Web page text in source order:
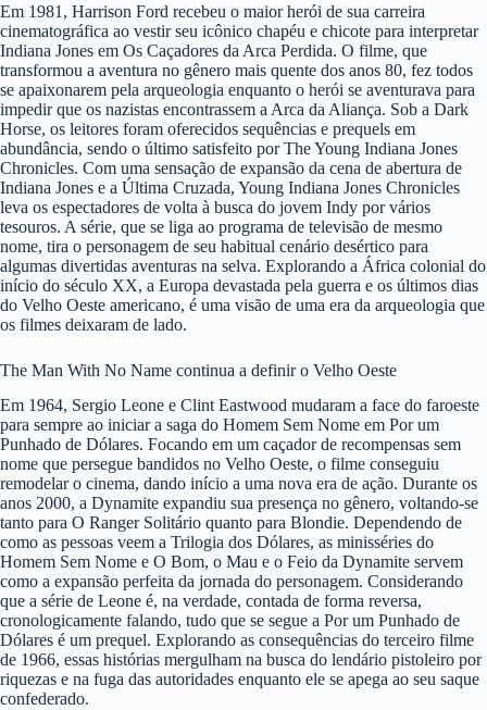
Em 1981, Harrison Ford recebeu o maior herói de sua carreira
cinematográfica ao vestir seu icônico chapéu e chicote para interpretar
Indiana Jones em Os Caçadores da Arca Perdida. O filme, que
transformou a aventura no gênero mais quente dos anos 80, fez todos
se apaixonarem pela arqueologia enquanto o herói se aventurava para
impedir que os nazistas encontrassem a Arca da Aliança. Sob a Dark
Horse, os leitores foram oferecidos sequências e prequels em
abundância, sendo o último satisfeito por The Young Indiana Jones
Chronicles. Com uma sensação de expansão da cena de abertura de
Indiana Jones e a Última Cruzada, Young Indiana Jones Chronicles
leva os espectadores de volta à busca do jovem Indy por vários
tesouros. A série, que se liga ao programa de televisão de mesmo
nome, tira o personagem de seu habitual cenário desértico para
algumas divertidas aventuras na selva. Explorando a África colonial do
início do século XX, a Europa devastada pela guerra e os últimos dias
do Velho Oeste americano, é uma visão de uma era da arqueologia que
os filmes deixaram de lado.
The Man With No Name continua a definir o Velho Oeste
Em 1964, Sergio Leone e Clint Eastwood mudaram a face do faroeste
para sempre ao iniciar a saga do Homem Sem Nome em Por um
Punhado de Dólares. Focando em um caçador de recompensas sem
nome que persegue bandidos no Velho Oeste, o filme conseguiu
remodelar o cinema, dando início a uma nova era de ação. Durante os
anos 2000, a Dynamite expandiu sua presença no gênero, voltando-se
tanto para O Ranger Solitário quanto para Blondie. Dependendo de
como as pessoas veem a Trilogia dos Dólares, as minisséries do
Homem Sem Nome e O Bom, o Mau e o Feio da Dynamite servem
como a expansão perfeita da jornada do personagem. Considerando
que a série de Leone é, na verdade, contada de forma reversa,
cronologicamente falando, tudo que se segue a Por um Punhado de
Dólares é um prequel. Explorando as consequências do terceiro filme
de 1966, essas histórias mergulham na busca do lendário pistoleiro por
riquezas e na fuga das autoridades enquanto ele se apega ao seu saque
confederado.